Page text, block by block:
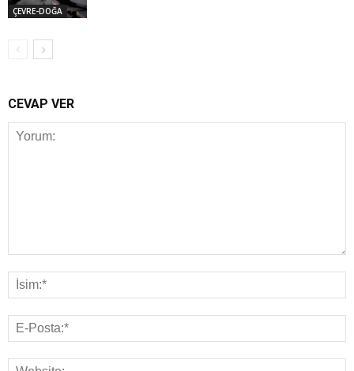
ÇEVRE-DOĞA
CEVAP VER